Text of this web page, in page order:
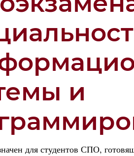
и
для студентов СПО,